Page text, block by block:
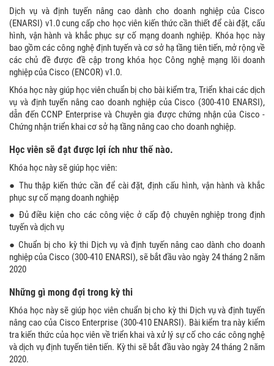
Dịch vụ và định tuyến nâng cao dành cho doanh nghiệp của Cisco
(ENARSI) v1.0 cung cấp cho học viên kiến ​​thức cần thiết để cài đặt, cấu
hình, vận hành và khắc phục sự cố mạng doanh nghiệp. Khóa học này
bao gồm các công nghệ định tuyến và cơ sở hạ tầng tiên tiến, mở rộng về
các chủ đề được đề cập trong khóa học Công nghệ mạng lõi doanh
nghiệp của Cisco (ENCOR) v1.0.
Khóa học này giúp học viên chuẩn bị cho bài kiểm tra, Triển khai các dịch
vụ và định tuyến nâng cao doanh nghiệp của Cisco (300-410 ENARSI),
dẫn đến CCNP Enterprise và Chuyên gia được chứng nhận của Cisco -
Chứng nhận triển khai cơ sở hạ tầng nâng cao cho doanh nghiệp.
Học viên sẽ đạt được lợi ích như thế nào.
Khóa học này sẽ giúp học viên:
● Thu thập kiến ​​thức cần để cài đặt, định cấu hình, vận hành và khắc
phục sự cố mạng doanh nghiệp
● Đủ điều kiện cho các công việc ở cấp độ chuyên nghiệp trong định
tuyến và dịch vụ
● Chuẩn bị cho kỳ thi Dịch vụ và định tuyến nâng cao dành cho doanh
nghiệp của Cisco (300-410 ENARSI), sẽ bắt đầu vào ngày 24 tháng 2 năm
2020
Những gì mong đợi trong kỳ thi
Khóa học này sẽ giúp học viên chuẩn bị cho kỳ thi Dịch vụ và định tuyến
nâng cao của Cisco Enterprise (300-410 ENARSI). Bài kiểm tra này kiểm
tra kiến ​​thức của học viên về triển khai và xử lý sự cố cho các công nghệ
và dịch vụ định tuyến tiên tiến. Kỳ thi sẽ bắt đầu vào ngày 24 tháng 2 năm
2020.